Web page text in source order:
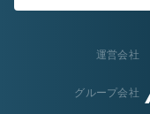
運営会社
グループ会社